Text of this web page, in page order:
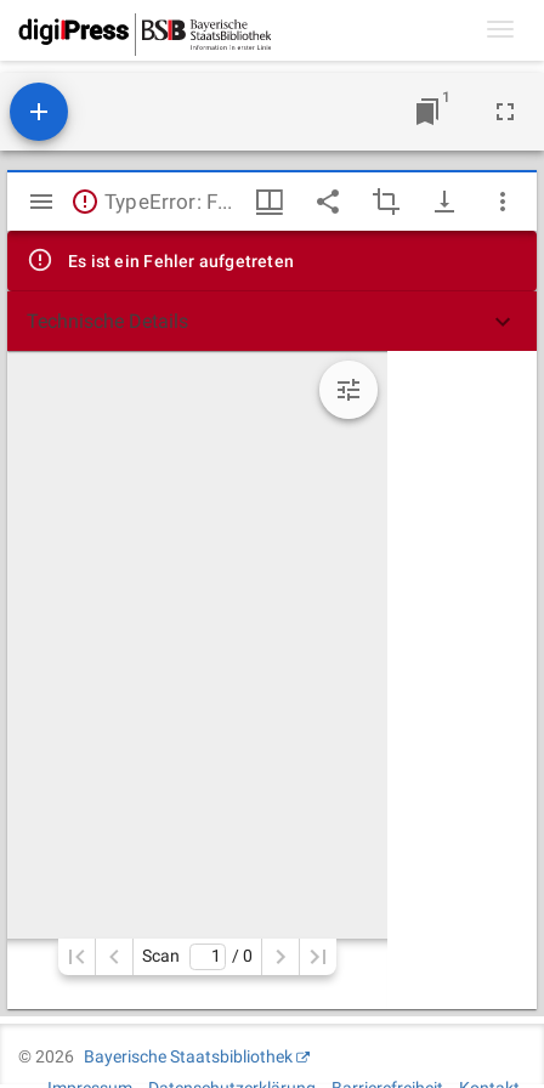
1
Mirador
Viewer
TypeError: Failed to fetch
Es ist ein Fehler aufgetreten
Technische Details
Scan / 0
©2026
Bayerische Staatsbibliothek